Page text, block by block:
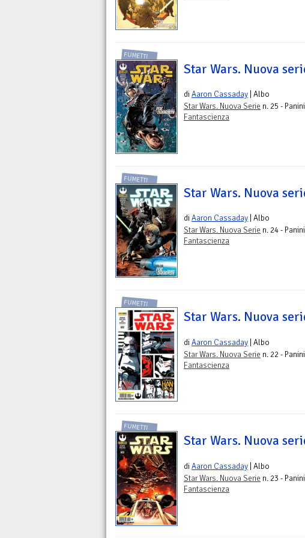
FUMETTI
Star Wars. Nuova
diAaron Cassaday | Albo
Star Wars. Nuova Serie n. 25 -
Fantascienza
FUMETTI
Star Wars. Nuova
diAaron Cassaday | Albo
Star Wars. Nuova Serie n. 24 -
Fantascienza
FUMETTI
Star Wars. Nuova
diAaron Cassaday | Albo
Star Wars. Nuova Serie n. 22 -
Fantascienza
FUMETTI
Star Wars. Nuova
diAaron Cassaday | Albo
Star Wars. Nuova Serie n. 23 -
Fantascienza